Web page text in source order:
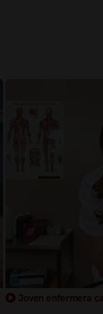
Joven enfermera